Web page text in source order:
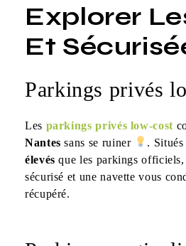
Explorer
Et
Parkings privés
Les parkings privés low-cost
Nantes sans se ruiner .
élevés que les parkings officiels,
sécurisé et une navette vous
récupéré.